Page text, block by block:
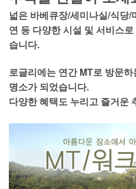
넓은 바베큐장/세미나실/식당
연 등 다양한 시설 및 서비스
습니다.
로글리에는 연간 MT로 방문
명소가 되었습니다.
다양한 혜택도 누리고 즐거운